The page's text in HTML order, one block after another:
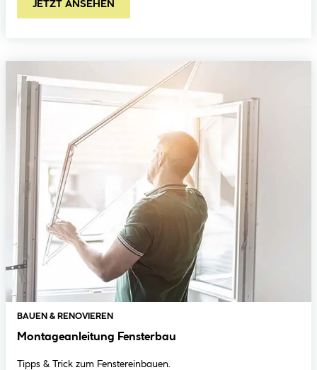
JETZT ANSEHEN
BAUEN & RENOVIEREN
Montageanleitung Fensterbau
Tipps & Trick zum Fenstereinbauen.